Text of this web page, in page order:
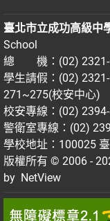
臺北市立成功高級中
School
總 機：(02) 2321-
學生請假：(02)
271~275(校安中心)
校安專線：(02)
警衛室專線：(02)
學校地址：100025
版權所有 © 2006 -
by NetView